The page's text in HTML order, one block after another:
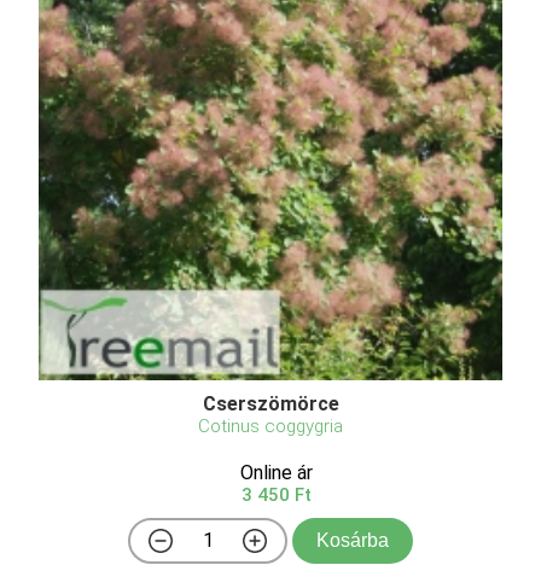
Cserszömörce
Cotinus coggygria
Online ár
3 450 Ft
Kosárba